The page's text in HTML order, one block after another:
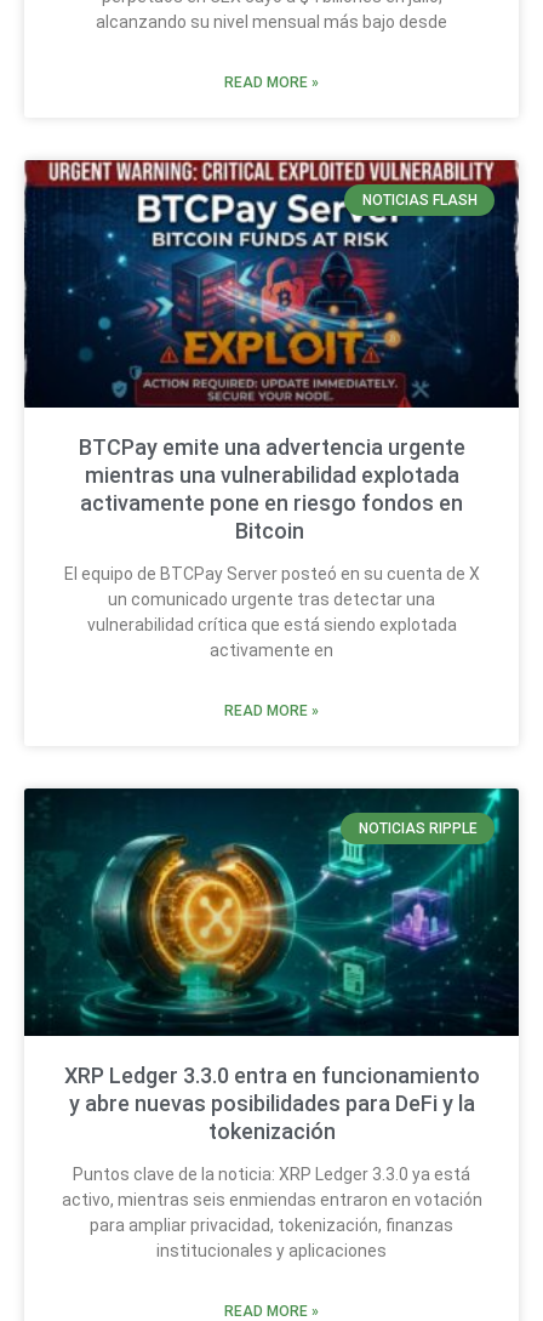
alcanzando su nivel mensual más bajo desde
READ MORE »
NOTICIAS FLASH
BTCPay emite una advertencia urgente
mientras una vulnerabilidad explotada
activamente pone en riesgo fondos en
Bitcoin
El equipo de BTCPay Server posteó en su cuenta de X
un comunicado urgente tras detectar una
vulnerabilidad crítica que está siendo explotada
activamente en
READ MORE »
NOTICIAS RIPPLE
XRP Ledger 3.3.0 entra en funcionamiento
y abre nuevas posibilidades para DeFi y la
tokenización
Puntos clave de la noticia: XRP Ledger 3.3.0 ya está
activo, mientras seis enmiendas entraron en votación
para ampliar privacidad, tokenización, finanzas
institucionales y aplicaciones
READ MORE »